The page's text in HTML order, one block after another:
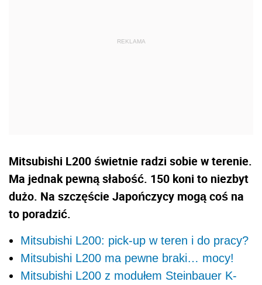
Mitsubishi L200 świetnie radzi sobie w terenie.
Ma jednak pewną słabość. 150 koni to niezbyt
dużo. Na szczęście Japończycy mogą coś na
to poradzić.
Mitsubishi L200: pick-up w teren i do pracy?
Mitsubishi L200 ma pewne braki… mocy!
Mitsubishi L200 z modułem Steinbauer K-